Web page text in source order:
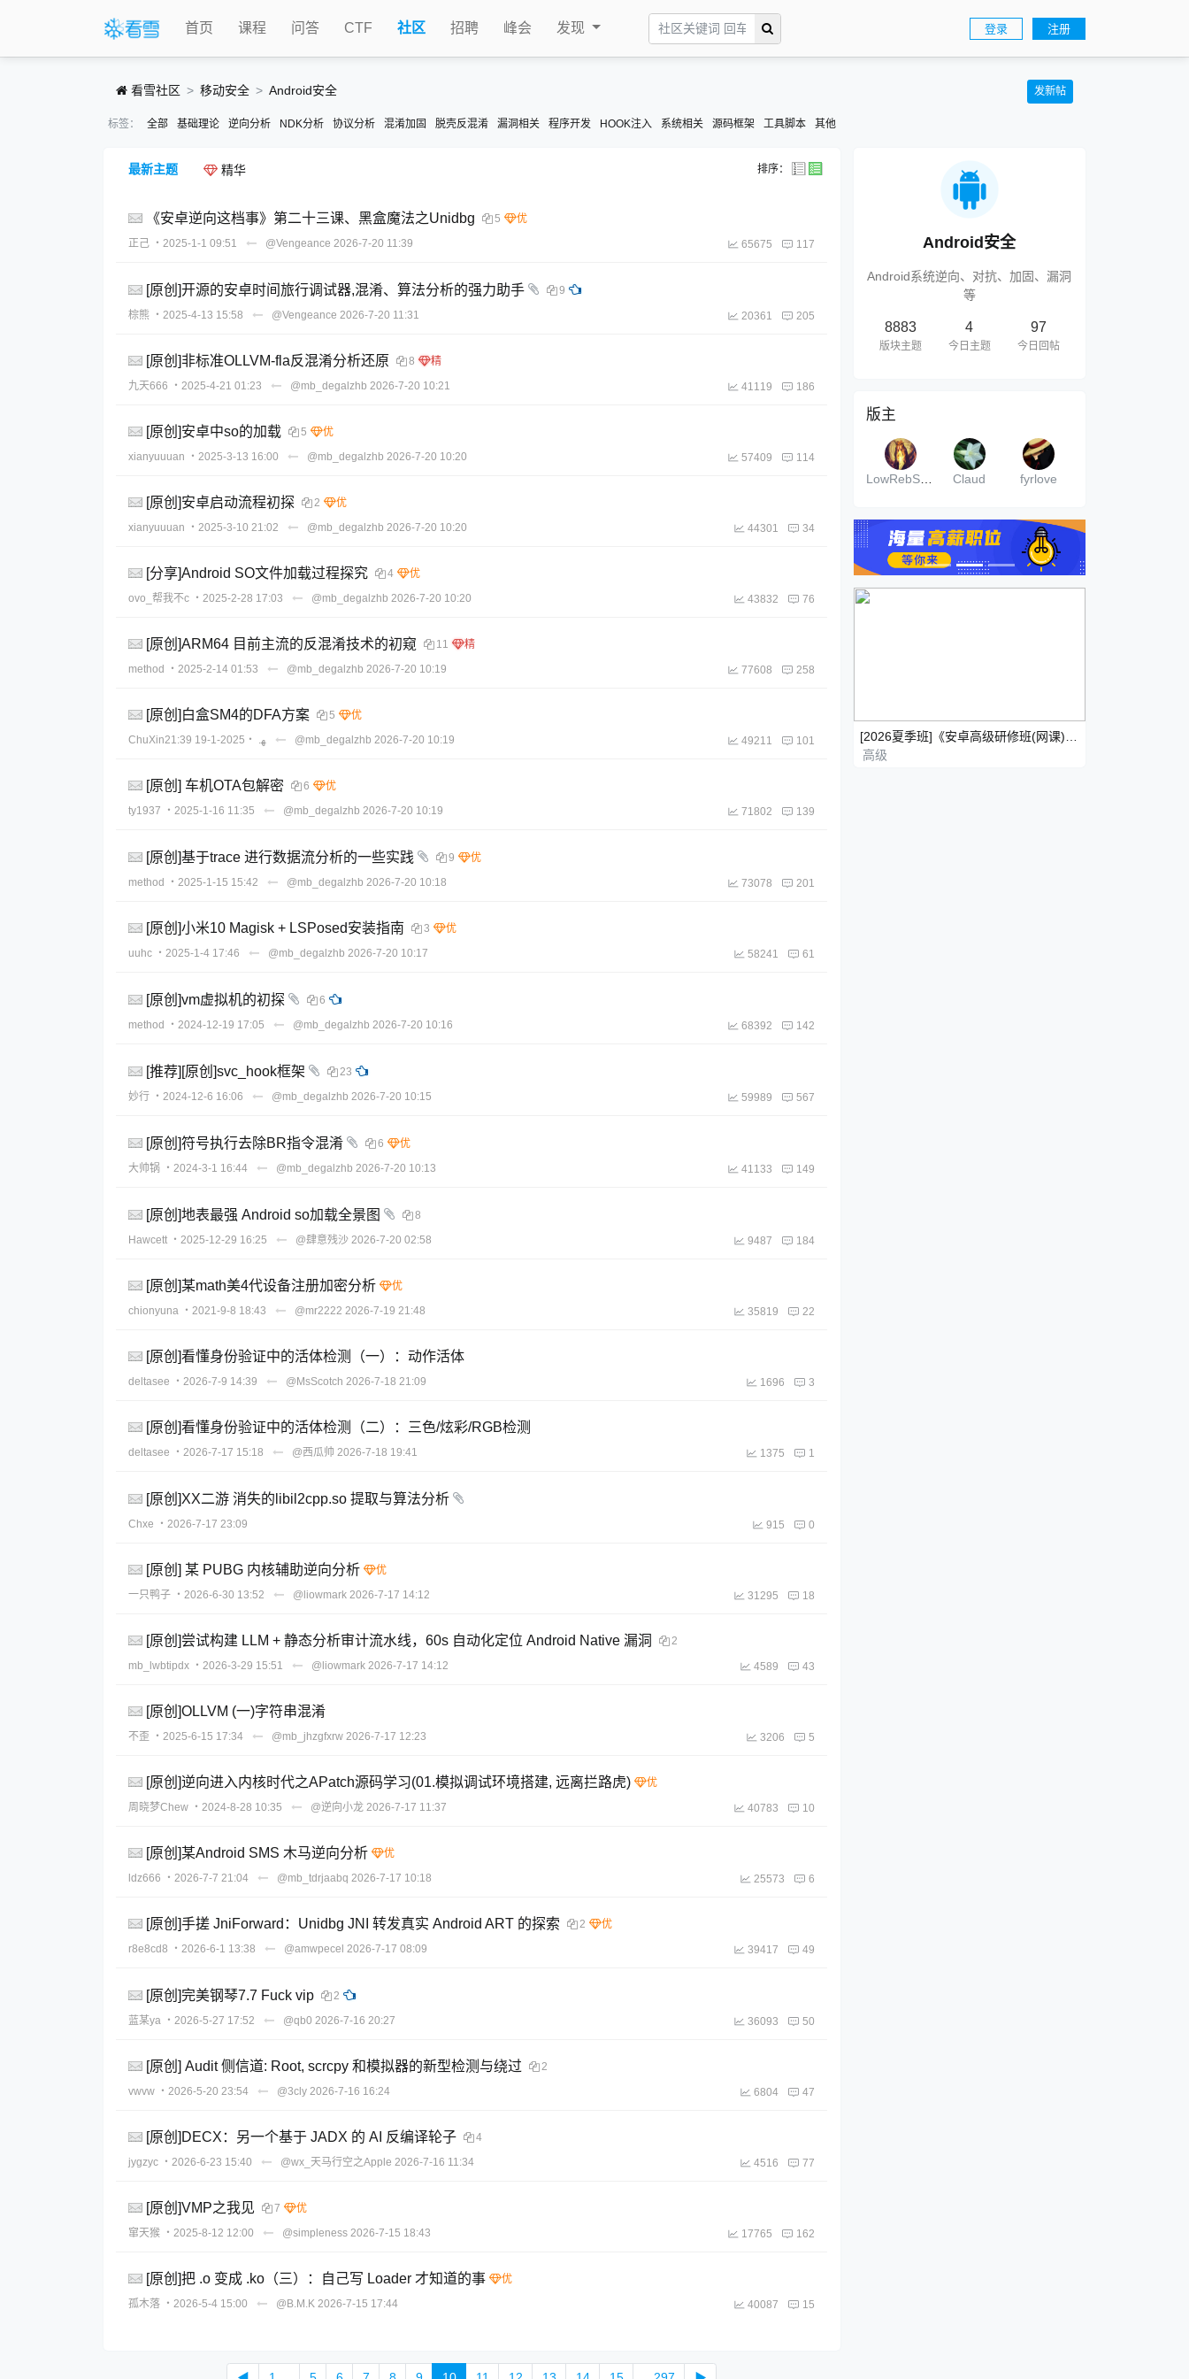
首页 课程 问答 CTF 社区 招聘 峰会 发现 登录 注册
看雪社区 移动安全 Android安全 发新帖
标签： 全部 基础理论 逆向分析 NDK分析 协议分析 混淆加固 脱壳反混淆 漏洞相关 程序开发 HOOK注入 系统相关 源码框架 工具脚本 其他
最新主题 精华 排序：
《安卓逆向这档事》第二十三课、黑盒魔法之Unidbg
5
正己 ・2025-1-1 09:51 @Vengeance 2026-7-20 11:39 65675 117
[原创]开源的安卓时间旅行调试器,混淆、算法分析的强力助手
9
棕熊 ・2025-4-13 15:58 @Vengeance 2026-7-20 11:31 20361 205
[原创]非标准OLLVM-fla反混淆分析还原
8
九天666
・2025-4-21 01:23 @mb_degalzhb 2026-7-20 10:21 41119 186
[原创]安卓中so的加载
5
xianyuuuan
・2025-3-13 16:00 @mb_degalzhb 2026-7-20 10:20 57409 114
[原创]安卓启动流程初探
2
xianyuuuan
・2025-3-10 21:02 @mb_degalzhb 2026-7-20 10:20 44301 34
[分享]Android SO文件加载过程探究
4
ovo_帮我不c ・2025-2-28 17:03 @mb_degalzhb 2026-7-20 10:20 43832 76
[原创]ARM64 目前主流的反混淆技术的初窥
11
method
・2025-2-14 01:53 @mb_degalzhb 2026-7-20 10:19 77608 258
[原创]白盒SM4的DFA方案
5
ChuXinﻬ.
・2025-1-19 21:39 @mb_degalzhb 2026-7-20 10:19 49211 101
[原创] 车机OTA包解密
6
ty1937
・2025-1-16 11:35 @mb_degalzhb 2026-7-20 10:19 71802 139
[原创]基于trace 进行数据流分析的一些实践
9
method
・2025-1-15 15:42 @mb_degalzhb 2026-7-20 10:18 73078 201
[原创]小米10 Magisk + LSPosed安装指南
3
uuhc ・2025-1-4 17:46 @mb_degalzhb 2026-7-20 10:17 58241 61
[原创]vm虚拟机的初探
6
method
・2024-12-19 17:05 @mb_degalzhb 2026-7-20 10:16 68392 142
[推荐][原创]svc_hook框架
23
妙行 ・2024-12-6 16:06 @mb_degalzhb 2026-7-20 10:15 59989 567
[原创]符号执行去除BR指令混淆
6
大帅锅 ・2024-3-1 16:44 @mb_degalzhb 2026-7-20 10:13 41133 149
[原创]地表最强 Android so加载全景图
8
Hawcett ・2025-12-29 16:25 @肆意残沙 2026-7-20 02:58 9487 184
[原创]某math美4代设备注册加密分析
chionyuna ・2021-9-8 18:43 @mr2222 2026-7-19 21:48 35819 22
[原创]看懂身份验证中的活体检测（一）：动作活体
deltasee ・2026-7-9 14:39 @MsScotch 2026-7-18 21:09 1696 3
[原创]看懂身份验证中的活体检测（二）：三色/炫彩/RGB检测
deltasee ・2026-7-17 15:18 @西瓜帅 2026-7-18 19:41 1375 1
[原创]XX二游 消失的libil2cpp.so 提取与算法分析
Chxe ・2026-7-17 23:09 915 0
[原创] 某 PUBG 内核辅助逆向分析
一只鸭子 ・2026-6-30 13:52 @liowmark 2026-7-17 14:12 31295 18
[原创]尝试构建 LLM + 静态分析审计流水线，60s 自动化定位 Android Native 漏洞
2
mb_lwbtipdx ・2026-3-29 15:51 @liowmark 2026-7-17 14:12 4589 43
[原创]OLLVM (一)字符串混淆
不歪 ・2025-6-15 17:34 @mb_jhzgfxrw 2026-7-17 12:23 3206 5
[原创]逆向进入内核时代之APatch源码学习(01.模拟调试环境搭建, 远离拦路虎)
周晓梦Chew ・2024-8-28 10:35 @逆向小龙 2026-7-17 11:37 40783 10
[原创]某Android SMS 木马逆向分析
ldz666 ・2026-7-7 21:04 @mb_tdrjaabq 2026-7-17 10:18 25573 6
[原创]手搓 JniForward：Unidbg JNI 转发真实 Android ART 的探索
2
r8e8cd8
・2026-6-1 13:38 @amwpecel 2026-7-17 08:09 39417 49
[原创]完美钢琴7.7 Fuck vip
2
蓝某ya
・2026-5-27 17:52 @qb0 2026-7-16 20:27 36093 50
[原创] Audit 侧信道: Root, scrcpy 和模拟器的新型检测与绕过
2
vwvw ・2026-5-20 23:54 @3cly 2026-7-16 16:24 6804 47
[原创]DECX：另一个基于 JADX 的 AI 反编译轮子
4
jygzyc ・2026-6-23 15:40 @wx_天马行空之Apple 2026-7-16 11:34 4516 77
[原创]VMP之我见
7
窜天猴 ・2025-8-12 12:00 @simpleness 2026-7-15 18:43 17765 162
[原创]把 .o 变成 .ko（三）：自己写 Loader 才知道的事
孤木落 ・2026-5-4 15:00 @B.M.K 2026-7-15 17:44 40087 15
Android安全
Android系统逆向、对抗、加固、漏洞
等
8883
版块主题
4
今日主题
97
今日回帖
版主
LowRebSwrd Claud fyrlove
高级